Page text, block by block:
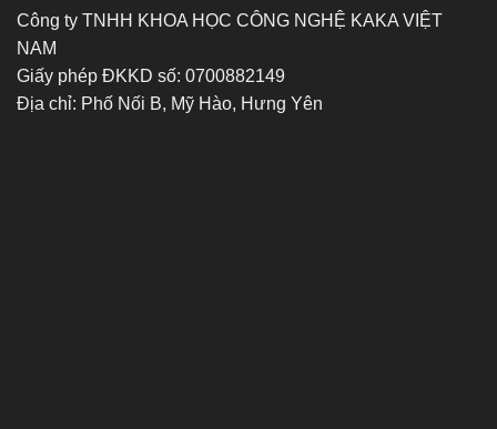
Công ty TNHH KHOA HỌC CÔNG NGHỆ KAKA VIỆT
NAM
Giấy phép ĐKKD số: 0700882149
Địa chỉ: Phố Nối B, Mỹ Hào, Hưng Yên